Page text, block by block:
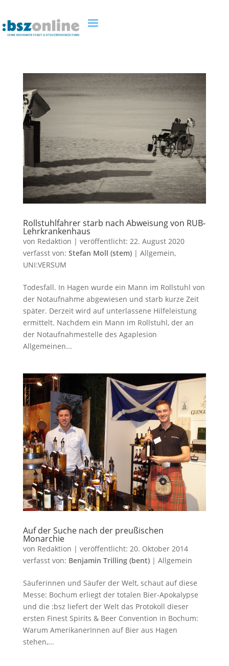
Rollstuhlfahrer starb nach Abweisung von RUB-
Lehrkrankenhaus
von Redaktion | veröffentlicht: 22. August 2020
verfasst von: Stefan Moll (stem)| Allgemein,
UNI:VERSUM
Todesfall. In Hagen wurde ein Mann im Rollstuhl von
der Notaufnahme abgewiesen und starb kurze Zeit
später. Derzeit wird auf unterlassene Hilfeleistung
ermittelt. Nachdem ein Mann im Rollstuhl, der an
der Notaufnahmestelle des Agaplesion
Allgemeinen...
Auf der Suche nach der preußischen
Monarchie
von Redaktion | veröffentlicht: 20. Oktober 2014
verfasst von: Benjamin Trilling (bent)| Allgemein
Säuferinnen und Säufer der Welt, schaut auf diese
Messe: Bochum erliegt der totalen Bier-Apokalypse
und die :bsz liefert der Welt das Protokoll dieser
ersten Finest Spirits & Beer Convention in Bochum:
Warum AmerikanerInnen auf Bier aus Hagen
stehen,...